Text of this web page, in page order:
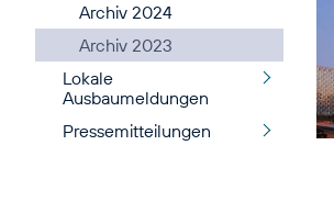
Archiv 2024
Archiv 2023
Lokale
Ausbaumeldungen
Pressemitteilungen